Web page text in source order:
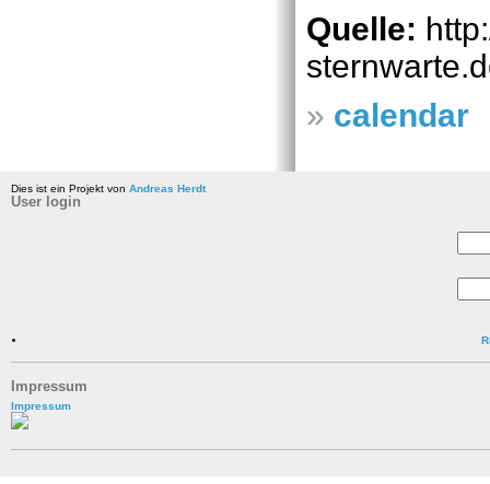
Quelle:
» calendar
Dies ist ein Projekt von Andreas Herdt
User login
Impressum
Impressum